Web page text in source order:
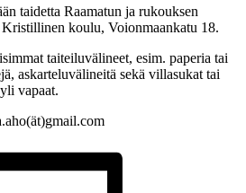
taidetta Raamatun ja rukouksen
koulu, Voionmaankatu 18.
taiteiluvälineet, esim. paperia tai
askarteluvälineitä sekä villasukat tai
vapaat.